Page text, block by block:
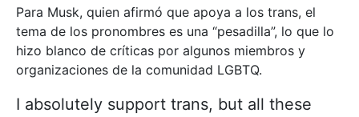
Para Musk, quien afirmó que apoya a los trans, el
tema de los pronombres es una “pesadilla”, lo que lo
hizo blanco de críticas por algunos miembros y
organizaciones de la comunidad LGBTQ.
I absolutely support trans, but all these